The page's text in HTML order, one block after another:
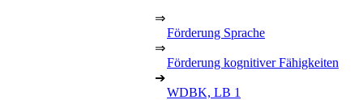
⇒
Förderung Sprache
⇒
Förderung kognitiver Fähigkeiten
➔
WDBK, LB 1